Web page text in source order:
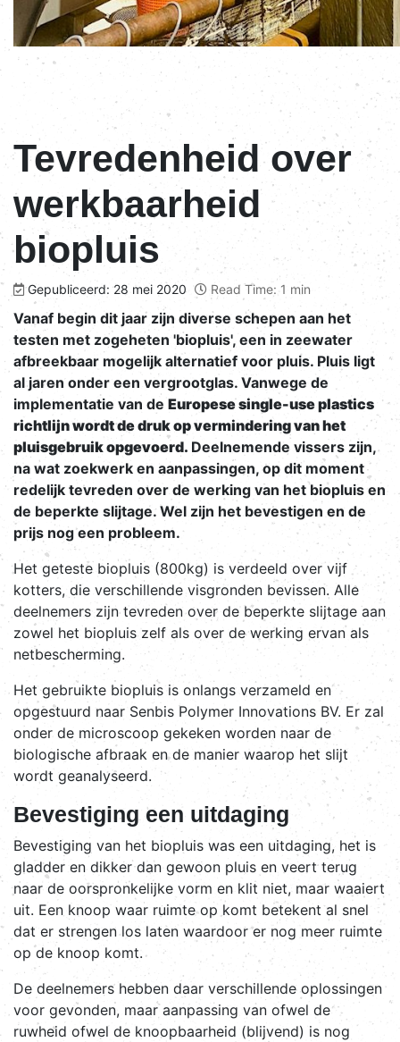
Tevredenheid over
werkbaarheid
biopluis
Gepubliceerd: 28 mei 2020 Read Time: 1 min
Vanaf begin dit jaar zijn diverse schepen aan het
testen met zogeheten 'biopluis', een in zeewater
afbreekbaar mogelijk alternatief voor pluis. Pluis ligt
al jaren onder een vergrootglas. Vanwege de
implementatie van de Europese single-use plastics
richtlijn wordt de druk op vermindering van het
pluisgebruik opgevoerd. Deelnemende vissers zijn,
na wat zoekwerk en aanpassingen, op dit moment
redelijk tevreden over de werking van het biopluis en
de beperkte slijtage. Wel zijn het bevestigen en de
prijs nog een probleem.
Het geteste biopluis (800kg) is verdeeld over vijf
kotters, die verschillende visgronden bevissen. Alle
deelnemers zijn tevreden over de beperkte slijtage aan
zowel het biopluis zelf als over de werking ervan als
netbescherming.
Het gebruikte biopluis is onlangs verzameld en
opgestuurd naar Senbis Polymer Innovations BV. Er zal
onder de microscoop gekeken worden naar de
biologische afbraak en de manier waarop het slijt
wordt geanalyseerd.
Bevestiging een uitdaging
Bevestiging van het biopluis was een uitdaging, het is
gladder en dikker dan gewoon pluis en veert terug
naar de oorspronkelijke vorm en klit niet, maar waaiert
uit. Een knoop waar ruimte op komt betekent al snel
dat er strengen los laten waardoor er nog meer ruimte
op de knoop komt.
De deelnemers hebben daar verschillende oplossingen
voor gevonden, maar aanpassing van ofwel de
ruwheid ofwel de knoopbaarheid (blijvend) is nog